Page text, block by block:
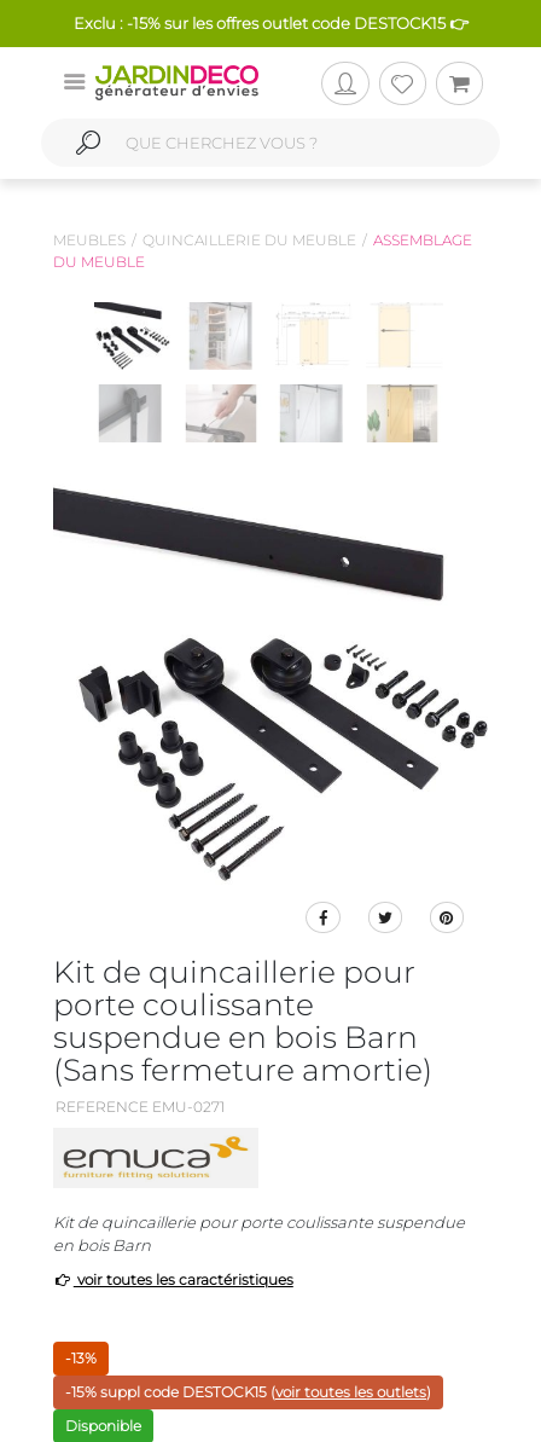
Exclu : -15% sur les offres outlet code DESTOCK15 👉
MEUBLES QUINCAILLERIE DU MEUBLE
ASSEMBLAGE
DU MEUBLE
Kit de quincaillerie pour
porte coulissante
suspendue en bois Barn
(Sans fermeture amortie)
REFERENCE EMU-0271
Kit de quincaillerie pour porte coulissante suspendue
en bois Barn
voir toutes les caractéristiques
-13%
-15% suppl code DESTOCK15 (voir toutes les outlets)
Disponible